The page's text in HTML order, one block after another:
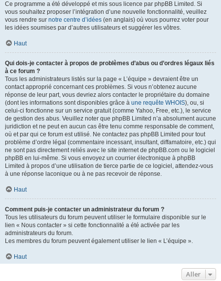
Ce programme a été développé et mis sous licence par phpBB Limited. Si
vous souhaitez proposer l’intégration d’une nouvelle fonctionnalité, veuillez
vous rendre sur notre centre d’idées (en anglais) où vous pourrez voter pour
les idées soumises par d’autres utilisateurs et suggérer les vôtres.
Haut
Qui dois-je contacter à propos de problèmes d’abus ou d’ordres légaux liés
à ce forum ?
Tous les administrateurs listés sur la page « L’équipe » devraient être un
contact approprié concernant ces problèmes. Si vous n’obtenez aucune
réponse de leur part, vous devriez alors contacter le propriétaire du domaine
(dont les informations sont disponibles grâce à une requête WHOIS), ou, si
celui-ci fonctionne sur un service gratuit (comme Yahoo, Free, etc.), le service
de gestion des abus. Veuillez noter que phpBB Limited n’a absolument aucune
juridiction et ne peut en aucun cas être tenu comme responsable de comment,
où et par qui ce forum est utilisé. Ne contactez pas phpBB Limited pour tout
problème d’ordre légal (commentaire incessant, insultant, diffamatoire, etc.) qui
ne sont pas directement reliés avec le site internet de phpBB.com ou le logiciel
phpBB en lui-même. Si vous envoyez un courrier électronique à phpBB
Limited à propos d’une utilisation de tierce partie de ce logiciel, attendez-vous
à une réponse laconique ou à ne pas recevoir de réponse.
Haut
Comment puis-je contacter un administrateur du forum ?
Tous les utilisateurs du forum peuvent utiliser le formulaire disponible sur le
lien « Nous contacter » si cette fonctionnalité a été activée par les
administrateurs du forum.
Les membres du forum peuvent également utiliser le lien « L’équipe ».
Haut
Aller